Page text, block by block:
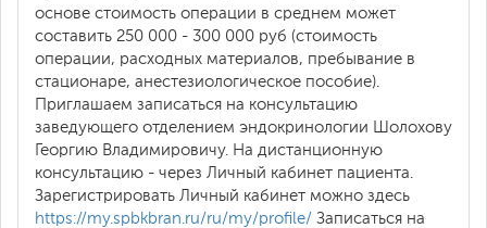
основе стоимость операции в среднем может
составить 250 000 - 300 000 руб (стоимость
операции, расходных материалов, пребывание в
стационаре, анестезиологическое пособие).
Приглашаем записаться на консультацию
заведующего отделением эндокринологии Шолохову
Георгию Владимировичу. На дистанционную
консультацию - через Личный кабинет пациента.
Зарегистрировать Личный кабинет можно здесь
https://my.spbkbran.ru/ru/my/profile/ Записаться на